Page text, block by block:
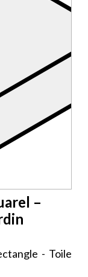
–
- Toile